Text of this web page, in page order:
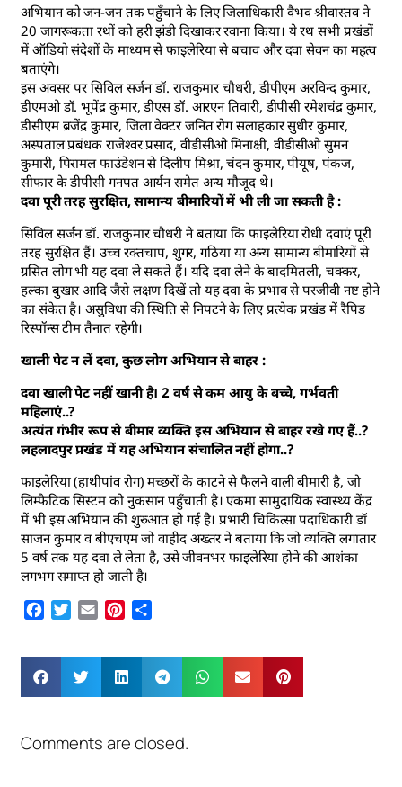
अभियान को जन-जन तक पहुँचाने के लिए जिलाधिकारी वैभव श्रीवास्तव ने
20 जागरूकता रथों को हरी झंडी दिखाकर रवाना किया। ये रथ सभी प्रखंडों
में ऑडियो संदेशों के माध्यम से फाइलेरिया से बचाव और दवा सेवन का महत्व
बताएंगे।
इस अवसर पर सिविल सर्जन डॉ. राजकुमार चौधरी, डीपीएम अरविन्द कुमार,
डीएमओ डॉ. भूपेंद्र कुमार, डीएस डॉ. आरएन तिवारी, डीपीसी रमेशचंद्र कुमार,
डीसीएम ब्रजेंद्र कुमार, जिला वेक्टर जनित रोग सलाहकार सुधीर कुमार,
अस्पताल प्रबंधक राजेश्वर प्रसाद, वीडीसीओ मिनाक्षी, वीडीसीओ सुमन
कुमारी, पिरामल फाउंडेशन से दिलीप मिश्रा, चंदन कुमार, पीयूष, पंकज,
सीफार के डीपीसी गनपत आर्यन समेत अन्य मौजूद थे।
दवा पूरी तरह सुरक्षित, सामान्य बीमारियों में भी ली जा सकती है :
सिविल सर्जन डॉ. राजकुमार चौधरी ने बताया कि फाइलेरिया रोधी दवाएं पूरी
तरह सुरक्षित हैं। उच्च रक्तचाप, शुगर, गठिया या अन्य सामान्य बीमारियों से
ग्रसित लोग भी यह दवा ले सकते हैं। यदि दवा लेने के बादमितली, चक्कर,
हल्का बुखार आदि जैसे लक्षण दिखें तो यह दवा के प्रभाव से परजीवी नष्ट होने
का संकेत है। असुविधा की स्थिति से निपटने के लिए प्रत्येक प्रखंड में रैपिड
रिस्पॉन्स टीम तैनात रहेगी।
खाली पेट न लें दवा, कुछ लोग अभियान से बाहर :
दवा खाली पेट नहीं खानी है। 2 वर्ष से कम आयु के बच्चे, गर्भवती
महिलाएं..?
अत्यंत गंभीर रूप से बीमार व्यक्ति इस अभियान से बाहर रखे गए हैं..?
लहलादपुर प्रखंड में यह अभियान संचालित नहीं होगा..?
फाइलेरिया (हाथीपांव रोग) मच्छरों के काटने से फैलने वाली बीमारी है, जो
लिम्फैटिक सिस्टम को नुकसान पहुँचाती है। एकमा सामुदायिक स्वास्थ्य केंद्र
में भी इस अभियान की शुरुआत हो गई है। प्रभारी चिकित्सा पदाधिकारी डॉ
साजन कुमार व बीएचएम जो वाहीद अख्तर ने बताया कि जो व्यक्ति लगातार
5 वर्ष तक यह दवा ले लेता है, उसे जीवनभर फाइलेरिया होने की आशंका
लगभग समाप्त हो जाती है।
Facebook
Twitter
Email Pinterest
Comments are closed.